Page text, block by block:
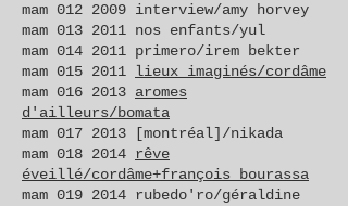
mam 012 2009 interview/amy horvey
mam 013 2011 nos enfants/yul
mam 014 2011 primero/irem bekter
mam 015 2011 lieux imaginés/cordâme
mam 016 2013 aromes
d'ailleurs/bomata
mam 017 2013 [montréal]/nikada
mam 018 2014 rêve
éveillé/cordâme+françois bourassa
mam 019 2014 rubedo'ro/géraldine